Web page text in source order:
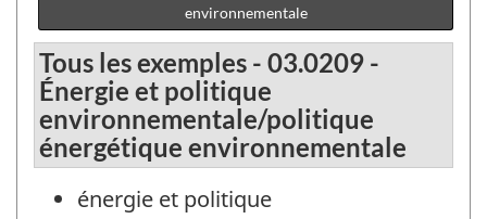
environnementale
Tous les exemples - 03.0209 -
Énergie et politique
environnementale/politique
énergétique environnementale
énergie et politique